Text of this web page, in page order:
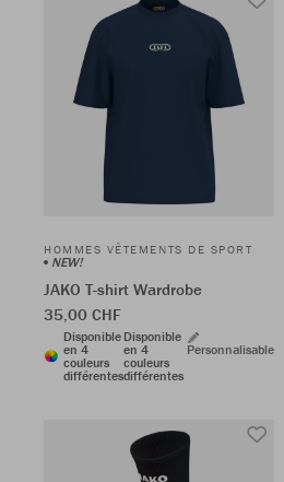
HOMMES VÊTEMENTS DE SPORT
NEW!
JAKO T-shirt Wardrobe
35,00 CHF
Disponible
en 4
couleurs
différentes
Disponible
en 4
couleurs
différentes
Personnalisable